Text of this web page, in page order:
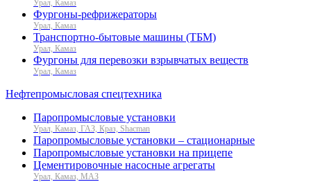
Урал, Камаз
Фургоны-рефрижераторы
Урал, Камаз
Транспортно-бытовые машины (ТБМ)
Урал, Камаз
Фургоны для перевозки взрывчатых веществ
Урал, Камаз
Нефтепромысловая спецтехника
Паропромысловые установки
Урал, Камаз, ГАЗ, Краз, Shacman
Паропромысловые установки – стационарные
Паропромысловые установки на прицепе
Цементировочные насосные агрегаты
Урал, Камаз, МАЗ